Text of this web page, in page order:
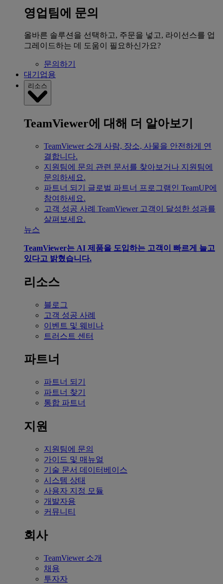
영업팀에 문의
올바른 솔루션을 선택하고, 주문을 넣고, 라이선스를 업
그레이드하는 데 도움이 필요하신가요?
문의하기
대기업용
리소스
TeamViewer에 대해 더 알아보기
TeamViewer 소개 사람, 장소, 사물을 안전하게 연
결합니다.
지원팀에 문의 관련 문서를 찾아보거나 지원팀에
문의하세요.
파트너 되기
글로벌 파트너 프로그램인 TeamUP에
참여하세요.
고객 성공 사례 TeamViewer 고객이 달성한 성과를
살펴보세요.
뉴스
TeamViewer는 AI 제품을 도입하는 고객이 빠르게 늘고
있다고 밝혔습니다.
리소스
블로그
고객 성공 사례
이벤트 및 웨비나
트러스트 센터
파트너
파트너 되기
파트너 찾기
통합 파트너
지원
지원팀에 문의
가이드 및 매뉴얼
기술 문서 데이터베이스
시스템 상태
사용자 지정 모듈
개발자용
커뮤니티
회사
TeamViewer 소개
채용
투자자